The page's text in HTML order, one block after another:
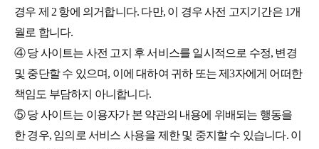
경우 제 2 항에 의거합니다. 다만, 이 경우 사전 고지기간은 1개
월로 합니다.
④ 당 사이트는 사전 고지 후 서비스를 일시적으로 수정, 변경
및 중단할 수 있으며, 이에 대하여 귀하 또는 제3자에게 어떠한
책임도 부담하지 아니합니다.
⑤ 당 사이트는 이용자가 본 약관의 내용에 위배되는 행동을
한 경우, 임의로 서비스 사용을 제한 및 중지할 수 있습니다. 이